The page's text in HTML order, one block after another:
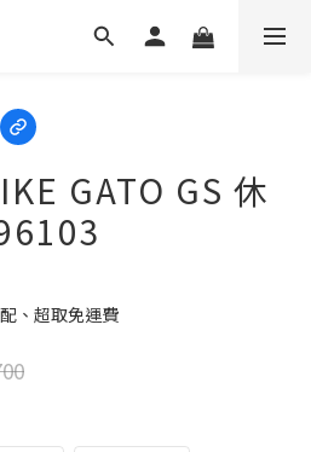
GATO GS 休
、超取免運費